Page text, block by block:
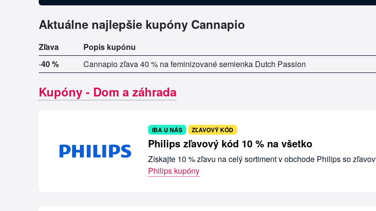
Aktuálne najlepšie kupóny Cannapio
Zľava Popis kupónu
-40 % Cannapio zľava 40 % na feminizované semienka Dutch Passion
Kupóny - Dom a záhrada
IBA U NÁS ZĽAVOVÝ KÓD
Philips zľavový kód 10 % na všetko
Získajte 10 % zľavu na celý sortiment v obchode Philips so
Philips kupóny